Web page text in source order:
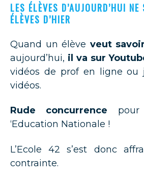
LES ÉLÈVES D’AUJOURD’HUI
ÉLÈVES D’HIER
Quand un élève veut savoir
aujourd’hui, il va sur
vidéos de prof en ligne ou
vidéos.
Rude concurrence pour
‘Education Nationale !
L’Ecole 42 s’est donc
contrainte.